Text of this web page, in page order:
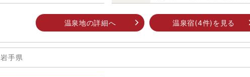
温泉地の詳細へ 温泉宿(4件)を見る
岩手県